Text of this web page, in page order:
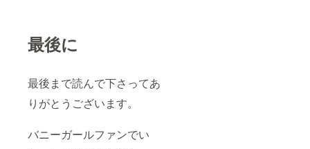
最後に
最後まで読んで下さってあ
りがとうございます。
バニーガールファンでい